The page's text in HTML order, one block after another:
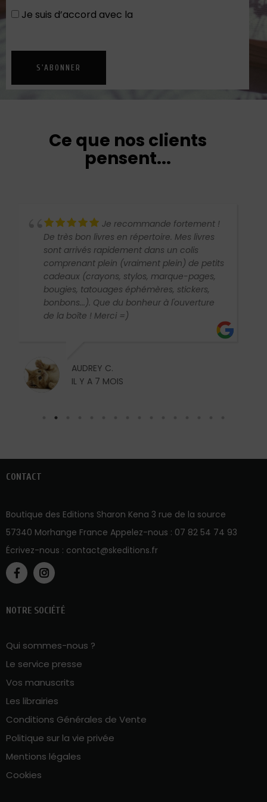
Je suis d’accord avec la
S'ABONNER
Ce que nos clients
pensent...
Je recommande fortement !
De très bon livres en répertoire. Mes livres
sont arrivés rapidement dans un colis
comprenant plein (vraiment plein) de petits
cadeaux (crayons, stylos, marque-pages,
bougies, tatouages éphémères, stickers,
bonbons...). Que du bonheur à l'ouverture
de la boîte ! Merci =)
AUDREY C.
IL Y A 7 MOIS
CONTACT
Boutique des Editions Sharon Kena 3 rue de la source
57340 Morhange France Appelez-nous : 07 82 54 74 93
Écrivez-nous : contact@skeditions.fr
NOTRE SOCIÉTÉ
Qui sommes-nous ?
Le service presse
Vos manuscrits
Les librairies
Conditions Générales de Vente
Politique sur la vie privée
Mentions légales
Cookies